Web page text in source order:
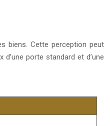
biens. Cette perception peut
porte standard et d’une